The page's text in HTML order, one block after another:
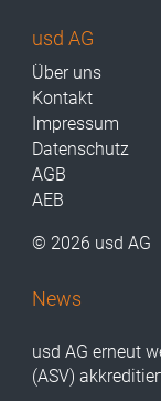
usd AG
Über uns
Kontakt
Impressum
Datenschutz
AGB
AEB
© 2026 usd AG
News
usd AG erneut
(ASV)